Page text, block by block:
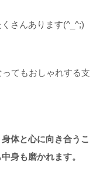
さんあります(^_^;)
てもおしゃれする支
体と心に向き合うこ
身も磨かれます。